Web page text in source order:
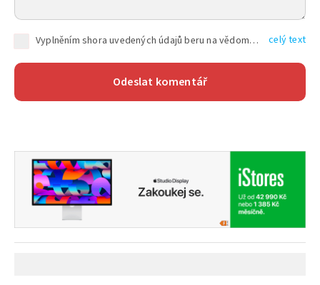
Vyplněním shora uvedených údajů beru na vědomí, že společnost TEXT FACTORY s.r.o., sídlem Brno, Durďákova 336/29, Černá Pole, PSČ: 613 00, IČ: 06157831, zapsané u Krajského soudu v Brně, oddíl C, vložka 100399, bude zpracovávat mé osobní údaje uvedené v rámci mnou vyplněného registračního formuláře na základě oprávněných zájmů TEXT FACTORY s.r.o. dle čl. 6 odst. 1 písm. f) GDPR a pro splnění právních povinností (čl. 6 odst. 1 písm. c) GDPR), a to pro tyto účely: nezbytnost zajistit oprávnění návštěvníka webových stránek provozovaných společností TEXT FACTORY s.r.o. přispívat aktivně ke zveřejněným článkům nebo v rámci diskusních fór a výkon práv TEXT FACTORY s.r.o. jako administrátora těchto diskusních fór. Více informací o zpracování osobních údajů a právech lze nalézt v celý text